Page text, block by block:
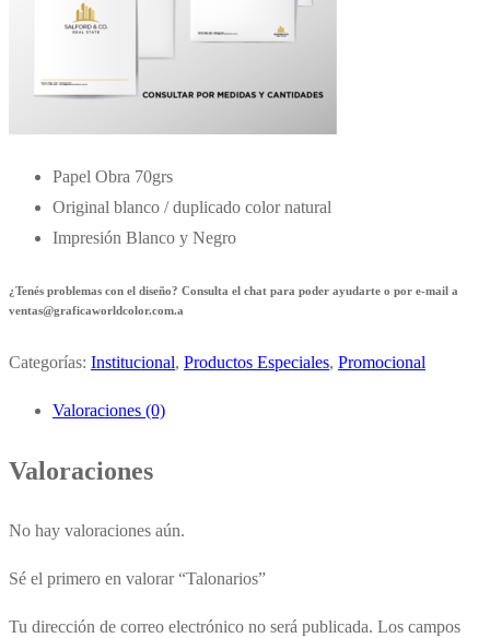
Papel Obra 70grs
Original blanco / duplicado color natural
Impresión Blanco y Negro
¿Tenés problemas con el diseño? Consulta el chat para poder ayudarte o por e-mail a
ventas@graficaworldcolor.com.a
Categorías: Institucional, Productos Especiales, Promocional
Valoraciones (0)
Valoraciones
No hay valoraciones aún.
Sé el primero en valorar “Talonarios”
Tu dirección de correo electrónico no será publicada. Los campos